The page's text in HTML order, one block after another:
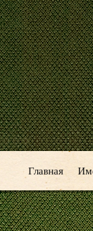
Главная